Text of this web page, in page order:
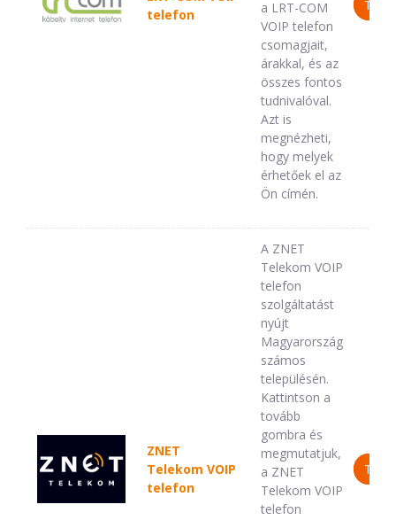
telefon
a LRT-COM
VOIP telefon
csomagjait,
árakkal, és az
összes fontos
tudnivalóval.
Azt is
megnézheti,
hogy melyek
érhetőek el az
Ön címén.
ZNET
Telekom VOIP
telefon
A ZNET
Telekom VOIP
telefon
szolgáltatást
nyújt
Magyarország
számos
településén.
Kattintson a
tovább
gombra és
megmutatjuk,
a ZNET
Telekom VOIP
telefon